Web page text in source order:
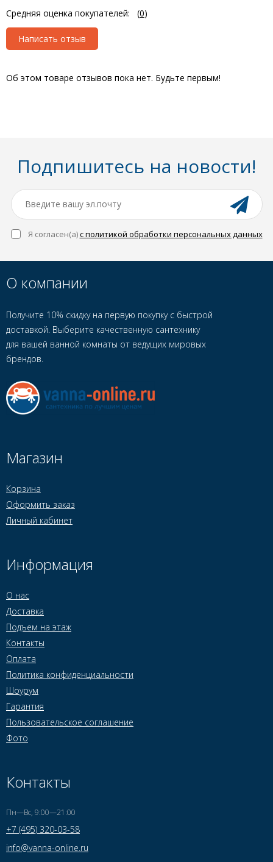
Средняя оценка покупателей: (0)
Написать отзыв
Об этом товаре отзывов пока нет. Будьте первым!
Подпишитесь на новости!
Я согласен(a)с политикой обработки персональных данных
О компании
Получите 10% скидку на первую покупку с быстрой
доставкой. Выберите качественную сантехнику
для вашей ванной комнаты от ведущих мировых
брендов.
Магазин
Корзина
Оформить заказ
Личный кабинет
Информация
О нас
Доставка
Подъем на этаж
Контакты
Оплата
Политика конфиденциальности
Шоурум
Гарантия
Пользовательское соглашение
Фото
Контакты
Пн—Вс, 9:00—21:00
+7 (495) 320-03-58
info@vanna-online.ru